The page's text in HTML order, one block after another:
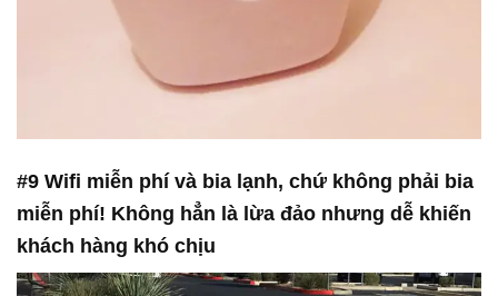
#9 Wifi miễn phí và bia lạnh, chứ không phải bia
miễn phí! Không hẳn là lừa đảo nhưng dễ khiến
khách hàng khó chịu